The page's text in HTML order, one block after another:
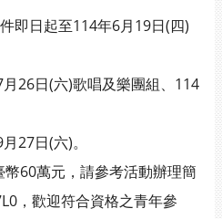
日起至114年6月19日(四)
26日(六)歌唱及樂團組、114
27日(六)。
60萬元，請參考活動辦理簡
，歡迎符合資格之青年參